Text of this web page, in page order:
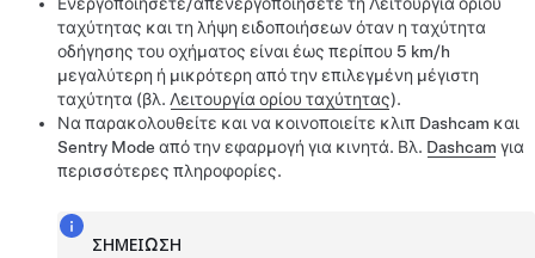
ταχύτητας και τη λήψη ειδοποιήσεων όταν η ταχύτητα
οδήγησης του οχήματος είναι έως περίπου 5 km/h
μεγαλύτερη ή μικρότερη από την επιλεγμένη μέγιστη
ταχύτητα (βλ. Λειτουργία ορίου ταχύτητας).
Να παρακολουθείτε και να κοινοποιείτε κλιπ Dashcam και
Sentry Mode από την εφαρμογή για κινητά. Βλ. Dashcam για
περισσότερες πληροφορίες.
ΣΗΜΕΊΩΣΗ